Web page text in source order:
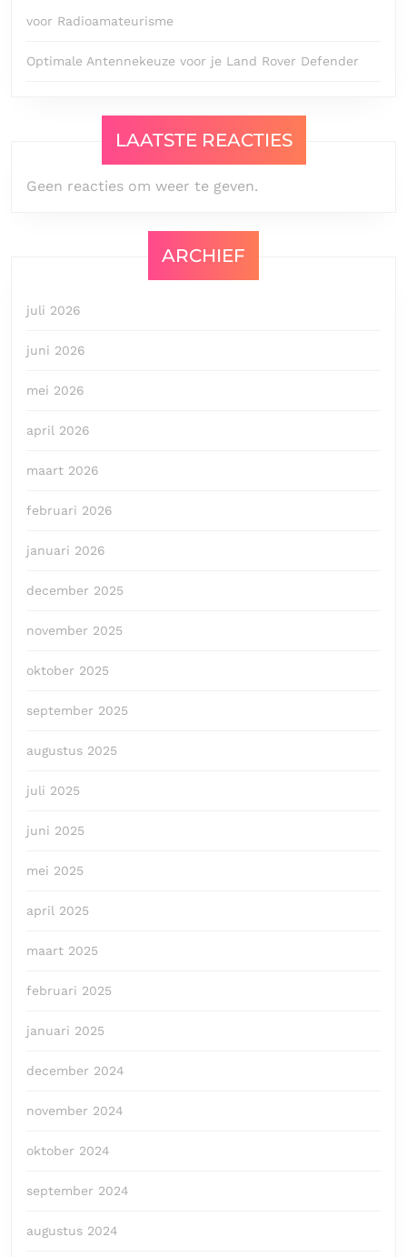
voor Radioamateurisme
Optimale Antennekeuze voor je Land Rover Defender
LAATSTE REACTIES
Geen reacties om weer te geven.
ARCHIEF
juli 2026
juni 2026
mei 2026
april 2026
maart 2026
februari 2026
januari 2026
december 2025
november 2025
oktober 2025
september 2025
augustus 2025
juli 2025
juni 2025
mei 2025
april 2025
maart 2025
februari 2025
januari 2025
december 2024
november 2024
oktober 2024
september 2024
augustus 2024